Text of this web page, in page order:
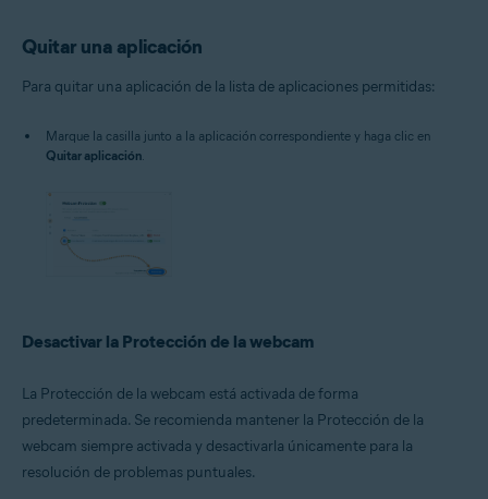
Quitar una aplicación
Para quitar una aplicación de la lista de aplicaciones permitidas:
Marque la casilla junto a la aplicación correspondiente y haga clic en
Quitar aplicación.
Desactivar la Protección de la webcam
La Protección de la webcam está activada de forma
predeterminada. Se recomienda mantener la Protección de la
webcam siempre activada y desactivarla únicamente para la
resolución de problemas puntuales.